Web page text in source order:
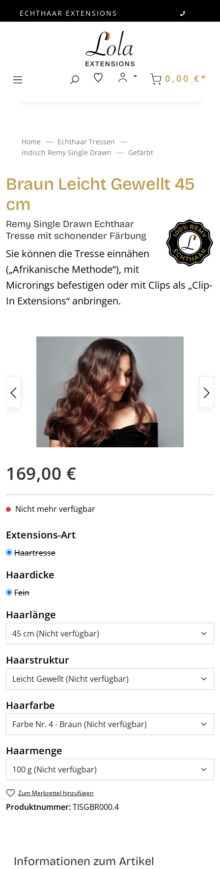
ECHTHAAR EXTENSIONS
0,00 €*
Home
Echthaar Tressen
Indisch Remy Single Drawn
Gefärbt
Braun Leicht Gewellt 45
cm
Remy Single Drawn Echthaar
Tresse mit schonender Färbung
Sie können die Tresse einnähen
(„Afrikanische Methode“), mit
Microrings befestigen oder mit Clips als „Clip-
In Extensions“ anbringen.
Bildergalerie überspringen
169,00 €
Nicht mehr verfügbar
Extensions-Artauswählen
Haartresse
Haardicke
Fein
Haarlänge
Haarstrukturauswählen
Haarfarbe
Haarmenge
Zum Merkzettel hinzufügen
Produktnummer:TISGBR000.4
Informationen zum Artikel